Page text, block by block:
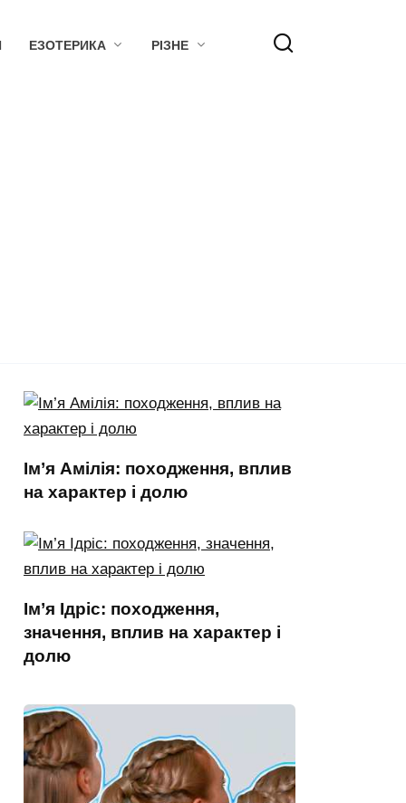
ЕЗОТЕРИКА РІЗНЕ
Ім’я Амілія: походження, вплив
на характер і долю
Ім’я Ідріс: походження,
значення, вплив на характер і
долю